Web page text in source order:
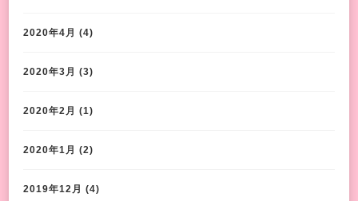
2020年4月 (4)
2020年3月 (3)
2020年2月 (1)
2020年1月 (2)
2019年12月 (4)